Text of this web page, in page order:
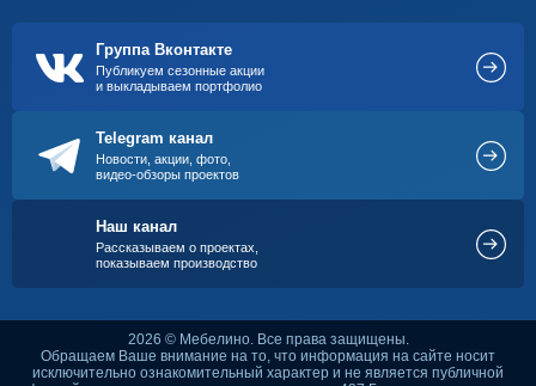
Группа Вконтакте
Публикуем сезонные акции
и выкладываем портфолио
Telegram канал
Новости, акции, фото,
видео-обзоры проектов
Наш канал
Рассказываем о проектах,
показываем производство
2026 © Мебелино. Все права защищены.
Обращаем Ваше внимание на то, что информация на сайте носит
исключительно ознакомительный характер и не является публичной